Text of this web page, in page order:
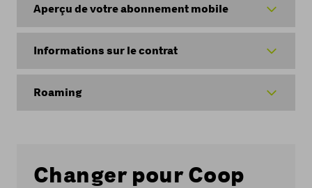
Aperçu de votre abonnement mobile
Informations sur le contrat
Roaming
Changer pour Coop